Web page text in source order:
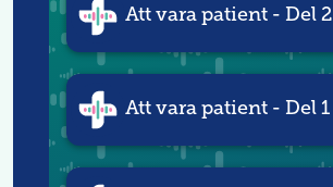
Att vara patient - Del 2
Att vara patient - Del 1